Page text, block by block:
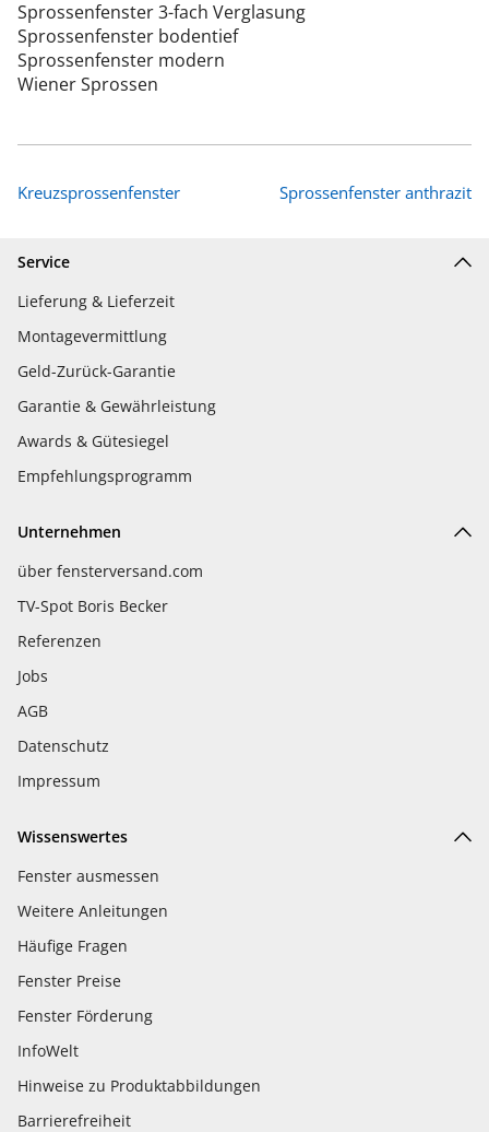
Sprossenfenster 3-fach Verglasung
Sprossenfenster bodentief
Sprossenfenster modern
Wiener Sprossen
Kreuzsprossenfenster Sprossenfenster anthrazit
Service
Lieferung & Lieferzeit
Montagevermittlung
Geld-Zurück-Garantie
Garantie & Gewährleistung
Awards & Gütesiegel
Empfehlungsprogramm
Unternehmen
über fensterversand.com
TV-Spot Boris Becker
Referenzen
Jobs
AGB
Datenschutz
Impressum
Wissenswertes
Fenster ausmessen
Weitere Anleitungen
Häufige Fragen
Fenster Preise
Fenster Förderung
InfoWelt
Hinweise zu Produktabbildungen
Barrierefreiheit